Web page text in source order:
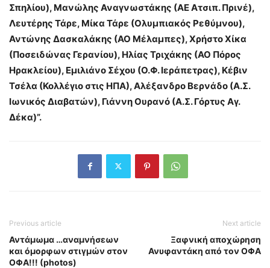
Σπηλίου), Μανώλης Αναγνωστάκης (ΑΕ Ατσιπ. Πρινέ),
Λευτέρης Τάρε, Μίκα Τάρε (Ολυμπιακός Ρεθύμνου),
Αντώνης Δασκαλάκης (ΑΟ Μέλαμπες), Χρήστο Χίκα
(Ποσειδώνας Γερανίου), Ηλίας Τριχάκης (ΑΟ Πόρος
Ηρακλείου), Εμιλιάνο Σέχου (Ο.Φ. Ιεράπετρας), Κέβιν
Τσέλα (Κολλέγιο στις ΗΠΑ), Αλέξανδρο Βερνάδο (Α.Σ.
Ιωνικός Διαβατών), Γιάννη Ουρανό (Α.Σ. Γόρτυς Αγ.
Δέκα)”.
Previous article
Αντάμωμα …αναμνήσεων
και όμορφων στιγμών στον
ΟΦΑ!!! (photos)
Next article
Ξαφνική αποχώρηση
Ανυφαντάκη από τον ΟΦΑ